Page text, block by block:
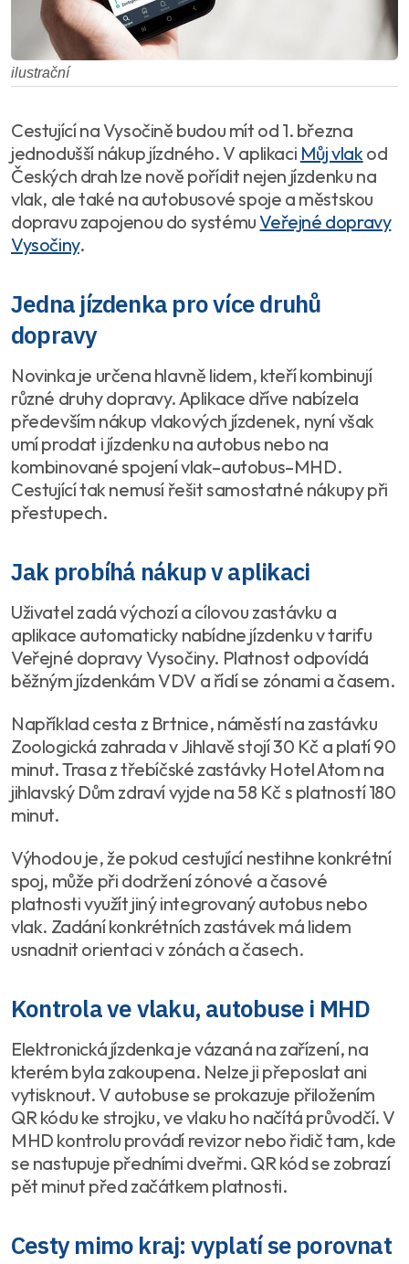
ilustrační
Cestující na Vysočině budou mít od 1. března
jednodušší nákup jízdného. V aplikaci Můj vlakod
Českých drah lze nově pořídit nejen jízdenku na
vlak, ale také na autobusové spoje a městskou
dopravu zapojenou do systémuVeřejné dopravy
Vysočiny.
Jedna jízdenka pro více druhů
dopravy
Novinka je určena hlavně lidem, kteří kombinují
různé druhy dopravy. Aplikace dříve nabízela
především nákup vlakových jízdenek, nyní však
umí prodat i jízdenku na autobus nebo na
kombinované spojení vlak–autobus–MHD.
Cestující tak nemusí řešit samostatné nákupy při
přestupech.
Jak probíhá nákup v aplikaci
Uživatel zadá výchozí a cílovou zastávku a
aplikace automaticky nabídne jízdenku v tarifu
Veřejné dopravy Vysočiny. Platnost odpovídá
běžným jízdenkám VDV a řídí se zónami a časem.
Například cesta z Brtnice, náměstí na zastávku
Zoologická zahrada v Jihlavě stojí 30 Kč a platí 90
minut. Trasa z třebíčské zastávky Hotel Atom na
jihlavský Dům zdraví vyjde na 58 Kč s platností 180
minut.
Výhodou je, že pokud cestující nestihne konkrétní
spoj, může při dodržení zónové a časové
platnosti využít jiný integrovaný autobus nebo
vlak. Zadání konkrétních zastávek má lidem
usnadnit orientaci v zónách a časech.
Kontrola ve vlaku, autobuse i MHD
Elektronická jízdenka je vázaná na zařízení, na
kterém byla zakoupena. Nelze ji přeposlat ani
vytisknout. V autobuse se prokazuje přiložením
QR kódu ke strojku, ve vlaku ho načítá průvodčí. V
MHD kontrolu provádí revizor nebo řidič tam, kde
se nastupuje předními dveřmi. QR kód se zobrazí
pět minut před začátkem platnosti.
Cesty mimo kraj: vyplatí se porovnat